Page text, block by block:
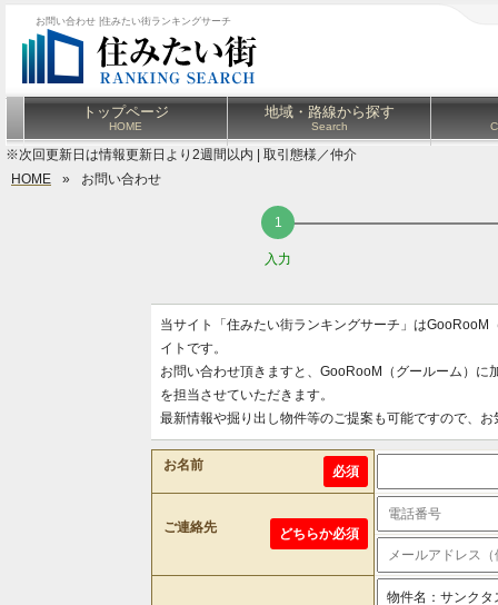
お問い合わせ |住みたい街ランキングサーチ
トップページ
HOME
地域・路線から探す
Search
※次回更新日は情報更新日より2週間以内 | 取引態様／仲介
HOME
» お問い合わせ
入力
当サイト「住みたい街ランキングサーチ」は
イトです。
お問い合わせ頂きますと、GooRooM（グールーム）
を担当させていただきます。
最新情報や掘り出し物件等のご提案も可能ですので、
お名前 必須
ご連絡先 どちらか必須